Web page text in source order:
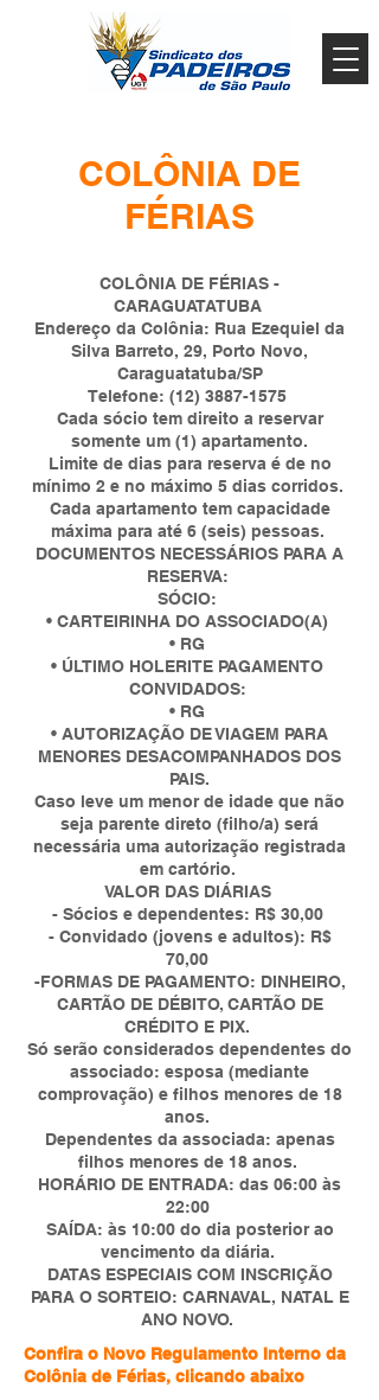
COLÔNIA DE
FÉRIAS
COLÔNIA DE FÉRIAS -
CARAGUATATUBA
Endereço da Colônia: Rua Ezequiel da
Silva Barreto, 29, Porto Novo,
Caraguatatuba/SP
Telefone: (12) 3887-1575
Cada sócio tem direito a reservar
somente um (1) apartamento.
Limite de dias para reserva é de no
mínimo 2 e no máximo 5 dias corridos.
Cada apartamento tem capacidade
máxima para até 6 (seis) pessoas.
DOCUMENTOS NECESSÁRIOS PARA A
RESERVA:
SÓCIO:
• CARTEIRINHA DO ASSOCIADO(A)
• RG
• ÚLTIMO HOLERITE PAGAMENTO
CONVIDADOS:
• RG
• AUTORIZAÇÃO DE VIAGEM PARA
MENORES DESACOMPANHADOS DOS
PAIS.
Caso leve um menor de idade que não
seja parente direto (filho/a) será
necessária uma autorização registrada
em cartório.
VALOR DAS DIÁRIAS
- Sócios e dependentes: R$ 30,00
- Convidado (jovens e adultos): R$
70,00
-FORMAS DE PAGAMENTO: DINHEIRO,
CARTÃO DE DÉBITO, CARTÃO DE
CRÉDITO E PIX.
Só serão considerados dependentes do
associado: esposa (mediante
comprovação) e filhos menores de 18
anos.
Dependentes da associada: apenas
filhos menores de 18 anos.
HORÁRIO DE ENTRADA: das 06:00 às
22:00
SAÍDA: às 10:00 do dia posterior ao
vencimento da diária.
DATAS ESPECIAIS COM INSCRIÇÃO
PARA O SORTEIO: CARNAVAL, NATAL E
ANO NOVO.
Confira o Novo Regulamento Interno da
Colônia de Férias, clicando abaixo